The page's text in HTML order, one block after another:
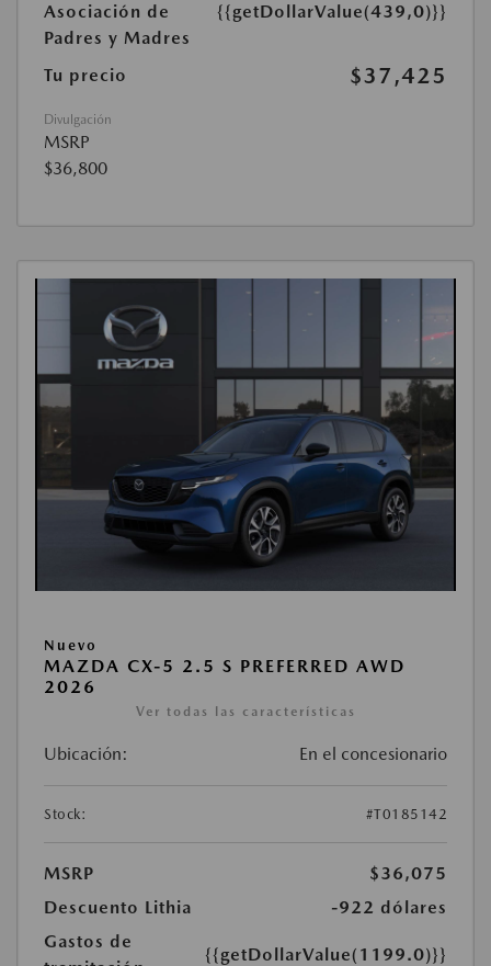
Asociación de
Padres y Madres
{{getDollarValue(439,0)}}
Tu precio $37,425
Divulgación
MSRP
$36,800
Nuevo
MAZDA CX-5 2.5 S PREFERRED AWD
2026
Ver todas las características
Ubicación: En el concesionario
Stock: #T0185142
MSRP
$36,075
Descuento Lithia
-922 dólares
Gastos de
{{getDollarValue(1199.0)}}